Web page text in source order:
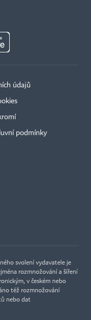
údajů
podmínky
svolení vydavatele je
rozmnožování a šíření
v českém nebo
též rozmnožování
nebo dat